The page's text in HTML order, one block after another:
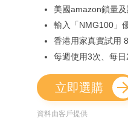
美國amazon鎖量
輸入「NMG100」
香港用家真實試用
每週使用3次、每
立即選購
資料由客戶提供